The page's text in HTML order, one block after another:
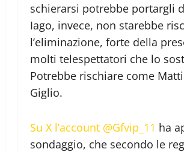
schierarsi potrebbe portargli
Iago, invece, non starebbe
l’eliminazione, forte della
molti telespettatori che lo
Potrebbe rischiare come
Giglio.
Su X l’account @Gfvip_11 ha
sondaggio, che secondo le